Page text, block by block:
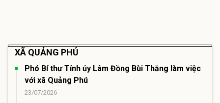
XÃ QUẢNG PHÚ
Phó Bí thư Tỉnh ủy Lâm Đồng Bùi Thắng làm việc
với xã Quảng Phú
23/07/2026